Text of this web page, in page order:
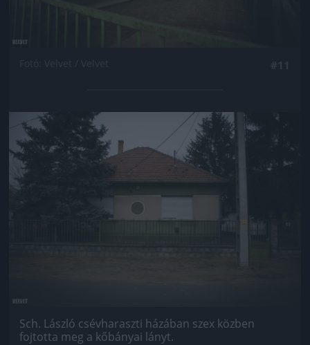
Jön még kép!
Sch. László csévharaszti házában szex közben
fojtotta meg a kőbányai lányt.